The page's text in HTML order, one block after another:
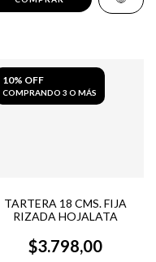
10% OFF
COMPRANDO 3 O MÁS
TARTERA 18 CMS. FIJA
RIZADA HOJALATA
$3.798,00